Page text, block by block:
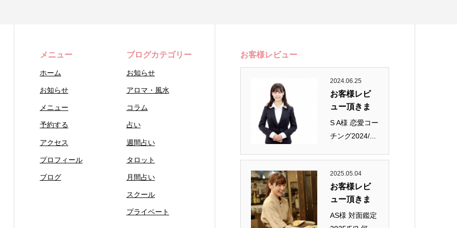
メニュー
ホーム
お知らせ
メニュー
予約する
アクセス
プロフィール
ブログ
ブログカテゴリー
お知らせ
アロマ・風水
コラム
占い
週間占い
タロット
月間占い
スクール
プライベート
お客様レビュー
2024.06.25
お客様レビ
ュー頂きま
し...
S A様 恋愛コー
チング2024/...
2025.05.04
お客様レビ
ュー頂きま
し...
AS様 対面鑑定